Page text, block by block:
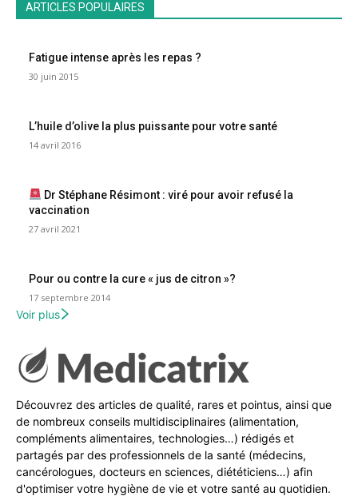
ARTICLES POPULAIRES
Fatigue intense après les repas ?
30 juin 2015
L’huile d’olive la plus puissante pour votre santé
14 avril 2016
Dr Stéphane Résimont : viré pour avoir refusé la
vaccination
27 avril 2021
Pour ou contre la cure « jus de citron »?
17 septembre 2014
Voir plus
Découvrez des articles de qualité, rares et pointus, ainsi que
de nombreux conseils multidisciplinaires (alimentation,
compléments alimentaires, technologies…) rédigés et
partagés par des professionnels de la santé (médecins,
cancérologues, docteurs en sciences, diététiciens…) afin
d'optimiser votre hygiène de vie et votre santé au quotidien.